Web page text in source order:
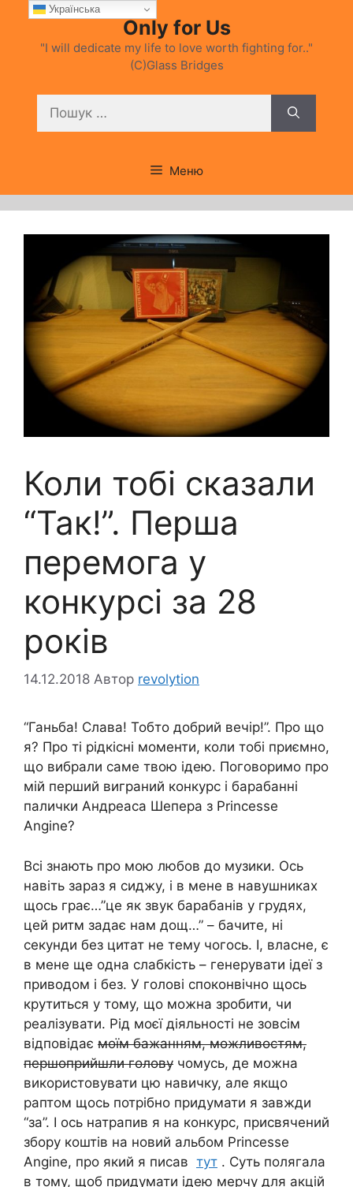
Перейти
вмісту
Only for Us
"I will dedicate my life to love worth fighting for.."
(C)Glass Bridges
Меню
Коли тобі сказали
“Так!”. Перша
перемога у
конкурсі за 28
років
14.12.2018 Автор revolytion
“Ганьба! Слава! Тобто добрий вечір!”. Про що
я? Про ті рідкісні моменти, коли тобі приємно,
що вибрали саме твою ідею. Поговоримо про
мій перший виграний конкурс і барабанні
палички Андреаса Шепера з Princesse
Angine?
Всі знають про мою любов до музики. Ось
навіть зараз я сиджу, і в мене в навушниках
щось грає…”це як звук барабанів у грудях,
цей ритм задає нам дощ…” – бачите, ні
секунди без цитат не тему чогось. І, власне, є
в мене ще одна слабкість – генерувати ідеї з
приводом і без. У голові споконвічно щось
крутиться у тому, що можна зробити, чи
реалізувати. Рід моєї діяльності не зовсім
відповідає моїм бажанням, можливостям,
першоприйшли голову чомусь, де можна
використовувати цю навичку, але якщо
раптом щось потрібно придумати я завжди
“за”. І ось натрапив я на конкурс, присвячений
збору коштів на новий альбом Princesse
Angine, про який я писав тут . Суть полягала
в тому, щоб придумати ідею мерчу для акцій
Українська